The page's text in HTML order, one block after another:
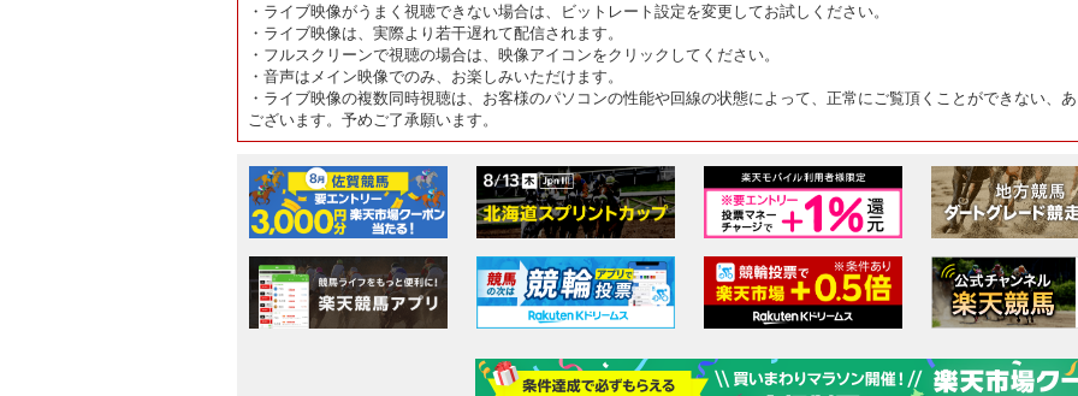
・ライブ映像がうまく視聴できない場合は、ビットレート設定を変更してお試しください。
・ライブ映像は、実際より若干遅れて配信されます。
・フルスクリーンで視聴の場合は、映像アイコンをクリックしてください。
・音声はメイン映像でのみ、お楽しみいただけます。
・ライブ映像の複数同時視聴は、お客様のパソコンの性能や回線の状態によって、正常にご覧頂くことができない、
ございます。予めご了承願います。